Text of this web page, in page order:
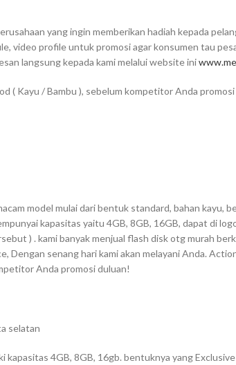
yang ingin memberikan hadiah kepada
video profile untuk promosi agar konsumen tau
langsung kepada kami melalui website ini
( Kayu / Bambu ), sebelum kompetitor Anda
model mulai dari bentuk standard, bahan kayu,
kapasitas yaitu 4GB, 8GB, 16GB, dapat di
) . kami banyak menjual flash disk otg murah
Dengan senang hari kami akan melayani Anda.
Anda promosi duluan!
kapasitas 4GB, 8GB, 16gb. bentuknya yang